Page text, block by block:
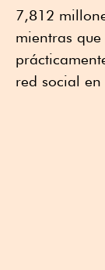
7,812
mientras
red social en